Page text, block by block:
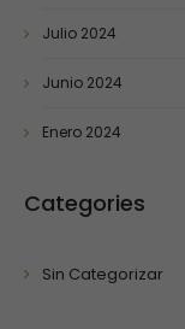
Julio 2024
Junio 2024
Enero 2024
Categories
Sin Categorizar